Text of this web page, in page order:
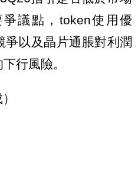
議點，token使用優
以及晶片通脹對利潤
行風險。